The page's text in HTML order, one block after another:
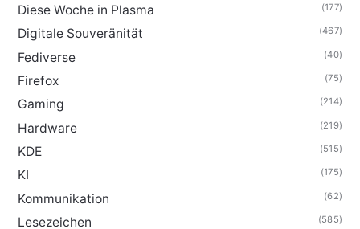
Diese Woche in Plasma (177)
Digitale Souveränität (467)
Fediverse (40)
Firefox (75)
Gaming (214)
Hardware (219)
KDE (515)
KI (175)
Kommunikation (62)
Lesezeichen (585)